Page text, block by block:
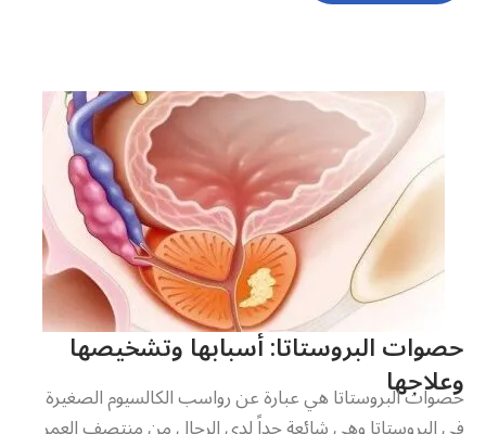
حصوات البروستاتا: أسبابها وتشخيصها
وعلاجها
حصوات البروستاتا هي عبارة عن رواسب الكالسيوم الصغيرة